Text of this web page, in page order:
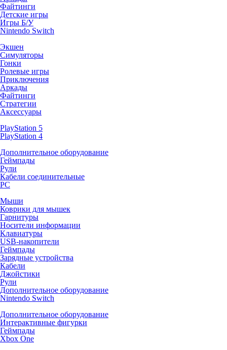
Файтинги
Детские игры
Игры Б/У
Nintendo Switch
Экшен
Симуляторы
Гонки
Ролевые игры
Приключения
Аркады
Файтинги
Стратегии
Аксессуары
PlayStation 5
PlayStation 4
Дополнительное оборудование
Геймпады
Рули
Кабели соединительные
PC
Мыши
Коврики для мышек
Гарнитуры
Носители информации
Клавиатуры
USB-накопители
Геймпады
Зарядные устройства
Кабели
Джойстики
Рули
Дополнительное оборудование
Nintendo Switch
Дополнительное оборудование
Интерактивные фигурки
Геймпады
Xbox One